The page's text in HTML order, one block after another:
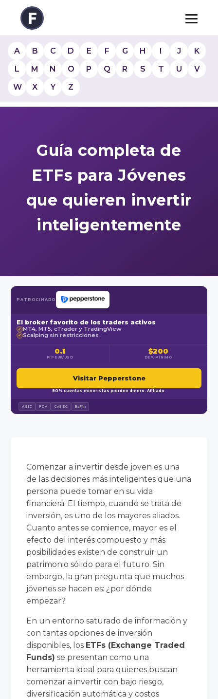
A B C D E F G H I J
K
L
M N O P Q R S T U
V
W
X Y Z
Guía completa de
ETFs para Jóvenes
que quieren invertir
inteligentemente
PATROCINADO
El broker favorito de los traders activos
✓ MT4, MT5, cTrader y TradingView
✓ Scalping sin restricciones
0.1
PIP EUR/USD
$200
DEP. MÍNIMO
Visitar Pepperstone
80% cuentas minoristas pierden dinero. Afiliado.
ASIC FCA CySEC BaFin
Comenzar a invertir desde joven es una
de las decisiones más inteligentes que una
persona puede tomar en su vida
financiera. El tiempo, cuando se trata de
inversión, es uno de los mayores aliados.
Cuanto antes se comience, mayor es el
efecto del interés compuesto y más
posibilidades existen de construir un
patrimonio sólido para el futuro. Sin
embargo, la gran pregunta que muchos
jóvenes se hacen es: ¿por dónde
empezar?
En un entorno saturado de información y
con tantas opciones de inversión
disponibles, los ETFs (Exchange Traded
Funds) se presentan como una
herramienta ideal para quienes buscan
comenzar a invertir con bajo riesgo,
diversificación automática y costos